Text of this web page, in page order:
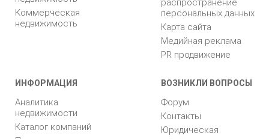
Коммерческая
недвижимость
распространение
персональных данных
Карта сайта
Медийная реклама
PR продвижение
ИНФОРМАЦИЯ
Аналитика
недвижимости
Каталог компаний
ВОЗНИКЛИ ВОПРОСЫ
Форум
Контакты
Юридическая